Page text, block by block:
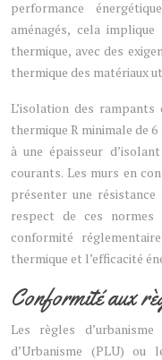
performance
aménagés, cela
thermique, avec des
thermique des matériaux
L’isolation des
thermique R minimale de
à une épaisseur
courants. Les murs en
présenter une résistance
respect de ces
conformité
thermique et l’efficacité
Conformité aux
Les règles
d’Urbanisme (PLU) ou